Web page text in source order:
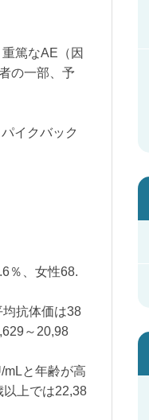
篤なAE（因
の一部、予
イクバック
％、女性68.
抗体価は38
～20,98
と年齢が高
上では22,38